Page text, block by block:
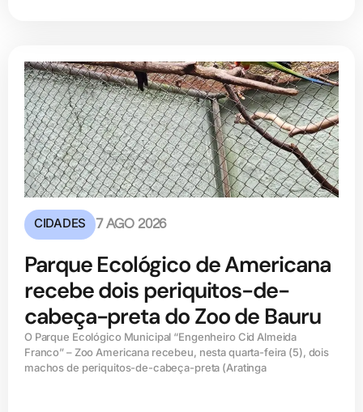
CIDADES 7 AGO 2026
Parque Ecológico de Americana
recebe dois periquitos-de-
cabeça-preta do Zoo de Bauru
O Parque Ecológico Municipal “Engenheiro Cid Almeida
Franco” – Zoo Americana recebeu, nesta quarta-feira (5), dois
machos de periquitos-de-cabeça-preta (Aratinga